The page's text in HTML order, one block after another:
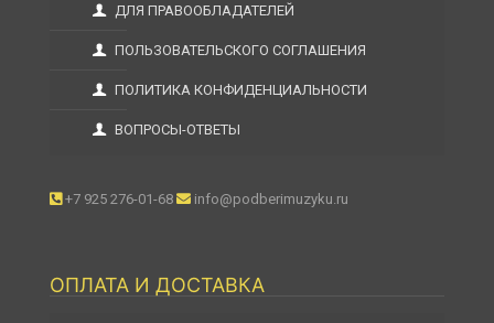
ДЛЯ ПРАВООБЛАДАТЕЛЕЙ
ПОЛЬЗОВАТЕЛЬСКОГО СОГЛАШЕНИЯ
ПОЛИТИКА КОНФИДЕНЦИАЛЬНОСТИ
ВОПРОСЫ-ОТВЕТЫ
+7 925 276-01-68 info@podberimuzyku.ru
ОПЛАТА И ДОСТАВКА